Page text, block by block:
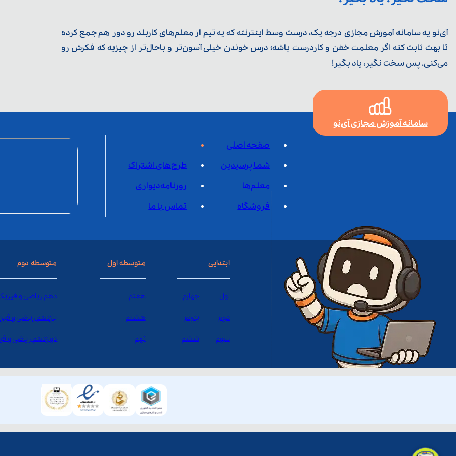
آی‌نو یه سامانه آموزش مجازی درجه یک، درست وسط اینترنته که یه تیم از معلم‌‌های کاربلد رو دور هم جمع کرده
تا بهت ثابت کنه اگر معلمت خفن و کاردرست باشه؛ درس خوندن خیلی آسون‌تر و باحال‌تر از چیزیه که فکرش رو
می‌کنی. پس سخت نگیر، یاد بگیر!
سامانه آموزش مجازی آی‌نو
صفحه اصلی
شما پرسیدین
طرح‌های اشتراک
معلم‌ها
روزنامه‌دیواری
فروشگاه
تماس با ما
ابتدایی
اول چهارم
دوم پنجم
سوم ششم
متوسطه اول
هفتم
هشتم
نهم
متوسطه دوم
دهم ریاضی و
یازدهم ریاضی و
دوازدهم ریاضی و